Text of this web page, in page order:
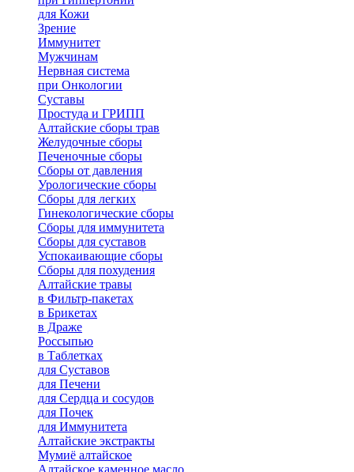
для Кожи
Зрение
Иммунитет
Мужчинам
Нервная система
при Онкологии
Суставы
Простуда и ГРИПП
Алтайские сборы трав
Желудочные сборы
Печеночные сборы
Сборы от давления
Урологические сборы
Сборы для легких
Гинекологические сборы
Сборы для иммунитета
Сборы для суставов
Успокаивающие сборы
Сборы для похудения
Алтайские травы
в Фильтр-пакетах
в Брикетах
в Драже
Россыпью
в Таблетках
для Cуставов
для Печени
для Сердца и сосудов
для Почек
для Иммунитета
Алтайские экстракты
Мумиё алтайское
Алтайское каменное масло